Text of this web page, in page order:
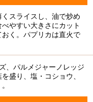
スライスし、油で炒め
やすい大きさにカット
く。パプリカは直火で
、パルメジャーノレッジ
盛り、塩・コショウ、